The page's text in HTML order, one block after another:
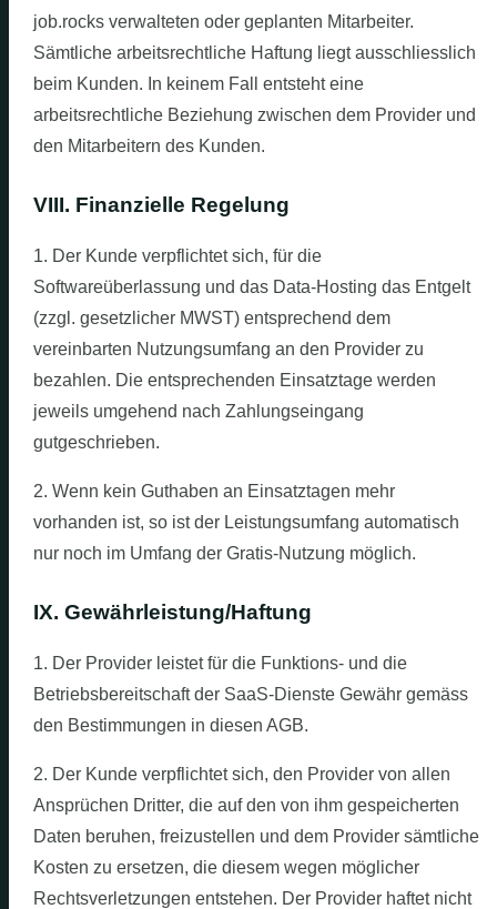
job.rocks verwalteten oder geplanten Mitarbeiter.
Sämtliche arbeitsrechtliche Haftung liegt ausschliesslich
beim Kunden. In keinem Fall entsteht eine
arbeitsrechtliche Beziehung zwischen dem Provider und
den Mitarbeitern des Kunden.
VIII. Finanzielle Regelung
1. Der Kunde verpflichtet sich, für die
Softwareüberlassung und das Data-Hosting das Entgelt
(zzgl. gesetzlicher MWST) entsprechend dem
vereinbarten Nutzungsumfang an den Provider zu
bezahlen. Die entsprechenden Einsatztage werden
jeweils umgehend nach Zahlungseingang
gutgeschrieben.
2. Wenn kein Guthaben an Einsatztagen mehr
vorhanden ist, so ist der Leistungsumfang automatisch
nur noch im Umfang der Gratis-Nutzung möglich.
IX. Gewährleistung/Haftung
1. Der Provider leistet für die Funktions- und die
Betriebsbereitschaft der SaaS-Dienste Gewähr gemäss
den Bestimmungen in diesen AGB.
2. Der Kunde verpflichtet sich, den Provider von allen
Ansprüchen Dritter, die auf den von ihm gespeicherten
Daten beruhen, freizustellen und dem Provider sämtliche
Kosten zu ersetzen, die diesem wegen möglicher
Rechtsverletzungen entstehen. Der Provider haftet nicht